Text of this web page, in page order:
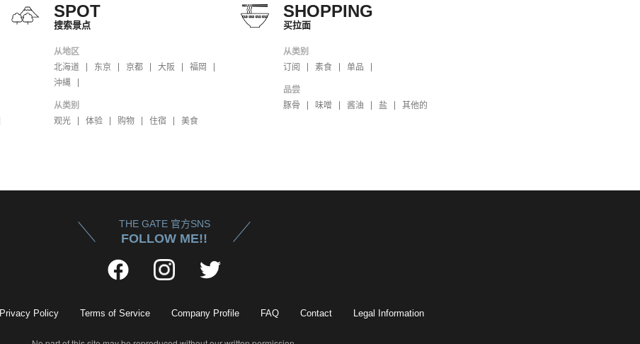
SPOT
搜索景点
从地区
北海道
东京 京都 大阪
福岡
沖縄
从类别
观光
体验 购物 住宿 美食
SHOPPING
买拉面
从类别
订阅
素食 单品
品尝
豚骨
味噌 酱油 盐 其他的
THE GATE 官方SNS
FOLLOW ME!!
Privacy Policy Terms of Service Company Profile FAQ Contact Legal Information